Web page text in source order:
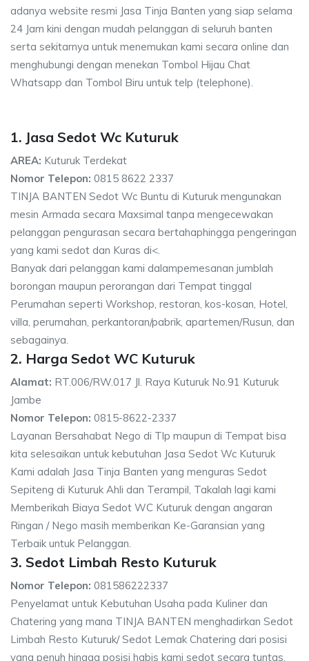
adanya website resmi Jasa Tinja Banten yang siap selama
24 Jam kini dengan mudah pelanggan di seluruh banten
serta sekitarnya untuk menemukan kami secara online dan
menghubungi dengan menekan Tombol Hijau Chat
Whatsapp dan Tombol Biru untuk telp (telephone).
1. Jasa Sedot Wc Kuturuk
AREA: Kuturuk Terdekat
Nomor Telepon: 0815 8622 2337
TINJA BANTEN Sedot Wc Buntu di Kuturuk mengunakan
mesin Armada secara Maxsimal tanpa mengecewakan
pelanggan pengurasan secara bertahaphingga pengeringan
yang kami sedot dan Kuras di<.
Banyak dari pelanggan kami dalampemesanan jumblah
borongan maupun perorangan dari Tempat tinggal
Perumahan seperti Workshop, restoran, kos-kosan, Hotel,
villa, perumahan, perkantoran/pabrik, apartemen/Rusun, dan
sebagainya.
2. Harga Sedot WC Kuturuk
Alamat: RT.006/RW.017 Jl. Raya Kuturuk No.91 Kuturuk
Jambe
Nomor Telepon: 0815-8622-2337
Layanan Bersahabat Nego di Tlp maupun di Tempat bisa
kita selesaikan untuk kebutuhan Jasa Sedot Wc Kuturuk
Kami adalah Jasa Tinja Banten yang menguras Sedot
Sepiteng di Kuturuk Ahli dan Terampil, Takalah lagi kami
Memberikah Biaya Sedot WC Kuturuk dengan angaran
Ringan / Nego masih memberikan Ke-Garansian yang
Terbaik untuk Pelanggan.
3. Sedot Limbah Resto Kuturuk
Nomor Telepon: 081586222337
Penyelamat untuk Kebutuhan Usaha pada Kuliner dan
Chatering yang mana TINJA BANTEN menghadirkan Sedot
Limbah Resto Kuturuk/ Sedot Lemak Chatering dari posisi
yang penuh hingga posisi habis kami sedot secara tuntas.